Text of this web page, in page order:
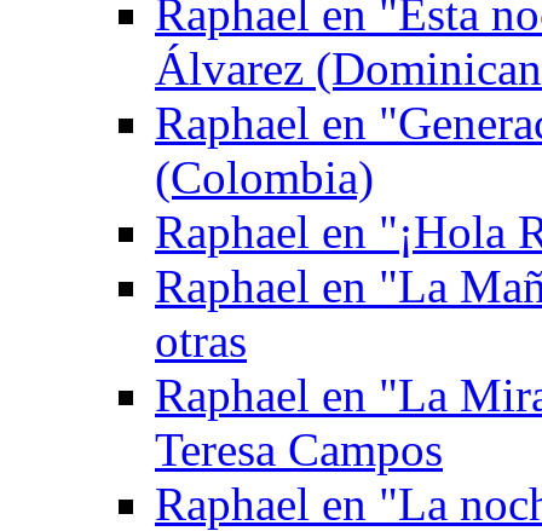
Raphael en "Esta
Álvarez
Raphael en
(Colombia)
Raphael en "¡Hola
Raphael en "La
otras
Raphael en "La
Teresa Campos
Raphael en "La